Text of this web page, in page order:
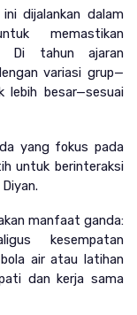
dijalankan dalam
memastikan
Di tahun ajaran
variasi grup—
lebih besar—sesuai
yang fokus pada
untuk berinteraksi
manfaat ganda:
kesempatan
air atau latihan
dan kerja sama